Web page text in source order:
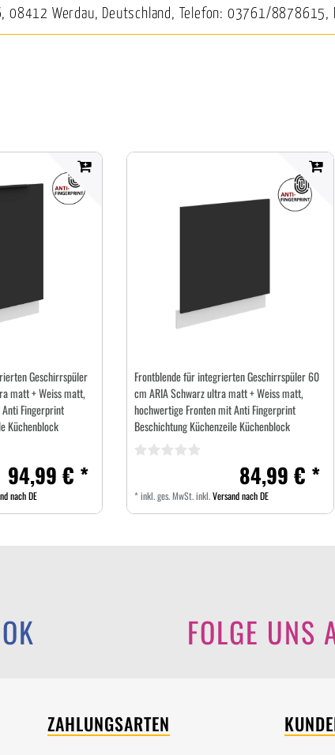
08412 Werdau, Deutschland, Telefon: 03761/
Geschirrspüler
matt + Weiss matt,
Fingerprint
Küchenblock
94,99 € *
nach DE
Frontblende für integrierten Geschirrspüler 60
cm ARIA Schwarz ultra matt + Weiss matt,
hochwertige Fronten mit Anti Fingerprint
Beschichtung Küchenzeile Küchenblock
84,99 € *
*inkl. ges. MwSt.inkl.Versand nach DE
FOLGE UNS
ZAHLUNGSARTEN